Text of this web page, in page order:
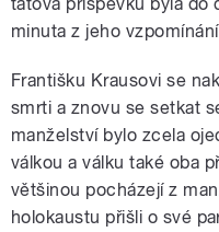
minuta z jeho
Františku Krausovise
smrti a znovu se setkat
manželství bylo zcela
válkou a válku také oba
většinou pocházejí z
holokaustu přišli o své